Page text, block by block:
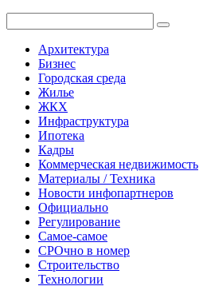
Архитектура
Бизнес
Городская среда
Жилье
ЖКХ
Инфраструктура
Ипотека
Кадры
Коммерческая недвижимость
Материалы / Техника
Новости инфопартнеров
Официально
Регулирование
Самое-самое
СРОчно в номер
Строительство
Технологии